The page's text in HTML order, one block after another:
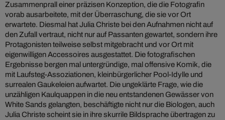
Zusammenprall einer präzisen Konzeption, die die Fotografin
vorab ausarbeitete, mit der Überraschung, die sie vor Ort
erwartete. Diesmal hat Julia Christe bei den Aufnahmen nicht auf
den Zufall vertraut, nicht nur auf Passanten gewartet, sondern ihre
Protagonisten teilweise selbst mitgebracht und vor Ort mit
eigenwilligen Accessoires ausgestattet. Die fotografischen
Ergebnisse bergen mal untergründige, mal offensive Komik, die
mit Laufsteg-Assoziationen, kleinbürgerlicher Pool-Idylle und
surrealen Gaukeleien aufwartet. Die ungeklärte Frage, wie die
unzähligen Kaulquappen in die neu entstandenen Gewässer von
White Sands gelangten, beschäftigte nicht nur die Biologen, auch
Julia Christe scheint sie in ihre skurrile Bildsprache übertragen zu